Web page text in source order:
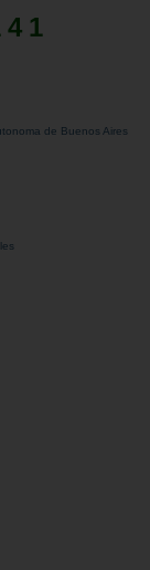
de Buenos Aires